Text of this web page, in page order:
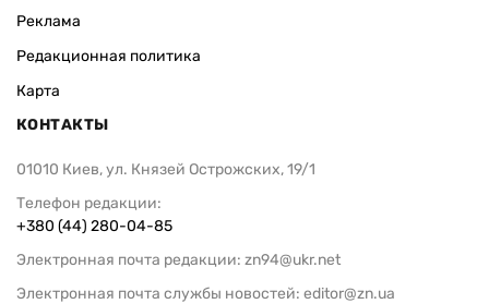
Реклама
Редакционная политика
Карта
КОНТАКТЫ
01010 Киев, ул. Князей Острожских, 19/1
Телефон редакции:
+380 (44) 280-04-85
Электронная почта редакции: zn94@ukr.net
Электронная почта службы новостей: editor@zn.ua